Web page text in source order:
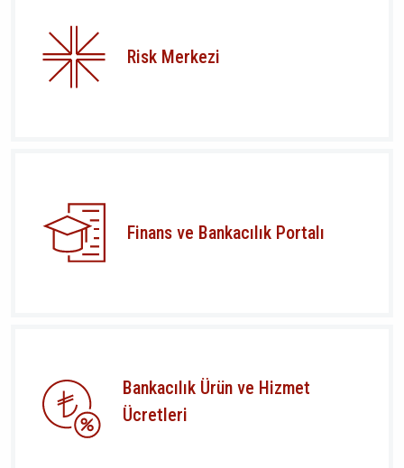
Risk Merkezi
Finans ve Bankacılık Portalı
Bankacılık Ürün ve Hizmet
Ücretleri